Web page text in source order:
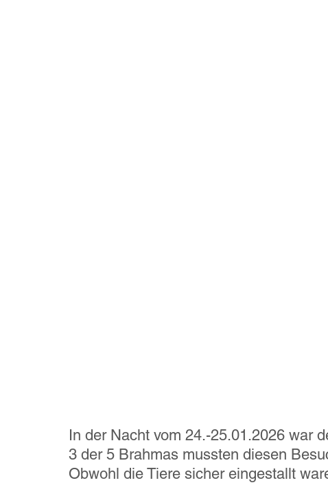
In der Nacht vom 24.-25.01.2026 war
3 der 5 Brahmas mussten diesen
Obwohl die Tiere sicher eingestallt